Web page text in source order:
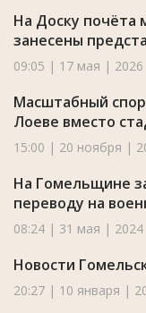
На Доску почёта
занесены
09:05 | 17 мая | 2026
Масштабный
Лоеве вместо
15:00 | 20 ноября |
На Гомельщине
переводу на
08:24 | 31 мая | 2024
Новости
20:27 | 10 января |